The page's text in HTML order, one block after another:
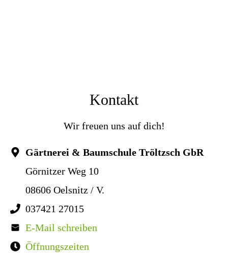
Kontakt
Wir freuen uns auf dich!
Gärtnerei & Baumschule Tröltzsch GbR
Görnitzer Weg 10
08606 Oelsnitz / V.
037421 27015
E-Mail schreiben
Öffnungszeiten